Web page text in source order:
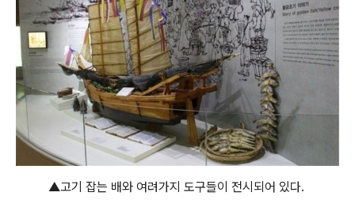
▲고기 잡는 배와 여려가지 도구들이 전시되어 있다.